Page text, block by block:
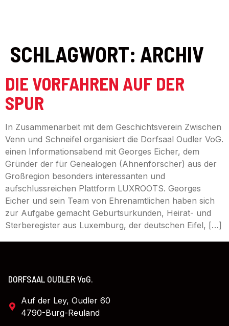
SCHLAGWORT: ARCHIV
DIE VORFAHREN AUF DER
SPUR
In Zusammenarbeit mit dem Geschichtsverein Zwischen
Venn und Schneifel organisiert die Dorfsaal Oudler VoG.
einen Informationsabend mit Georges Eicher, dem
Gründer der für Genealogen (Ahnenforscher) aus der
Großregion besonders interessanten und
aufschlussreichen Plattform LUXROOTS. Georges
Eicher und sein Team von Ehrenamtlichen haben sich
zur Aufgabe gemacht Geburtsurkunden, Heirat- und
Sterberegister aus Luxemburg, der deutschen Eifel, […]
DORFSAAL OUDLER VoG.
Auf der Ley, Oudler 60
4790-Burg-Reuland